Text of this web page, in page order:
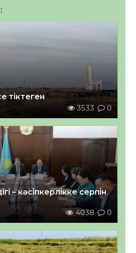
тіктеген
3533 0
– кәсіпкерлікке серпін
4038 0